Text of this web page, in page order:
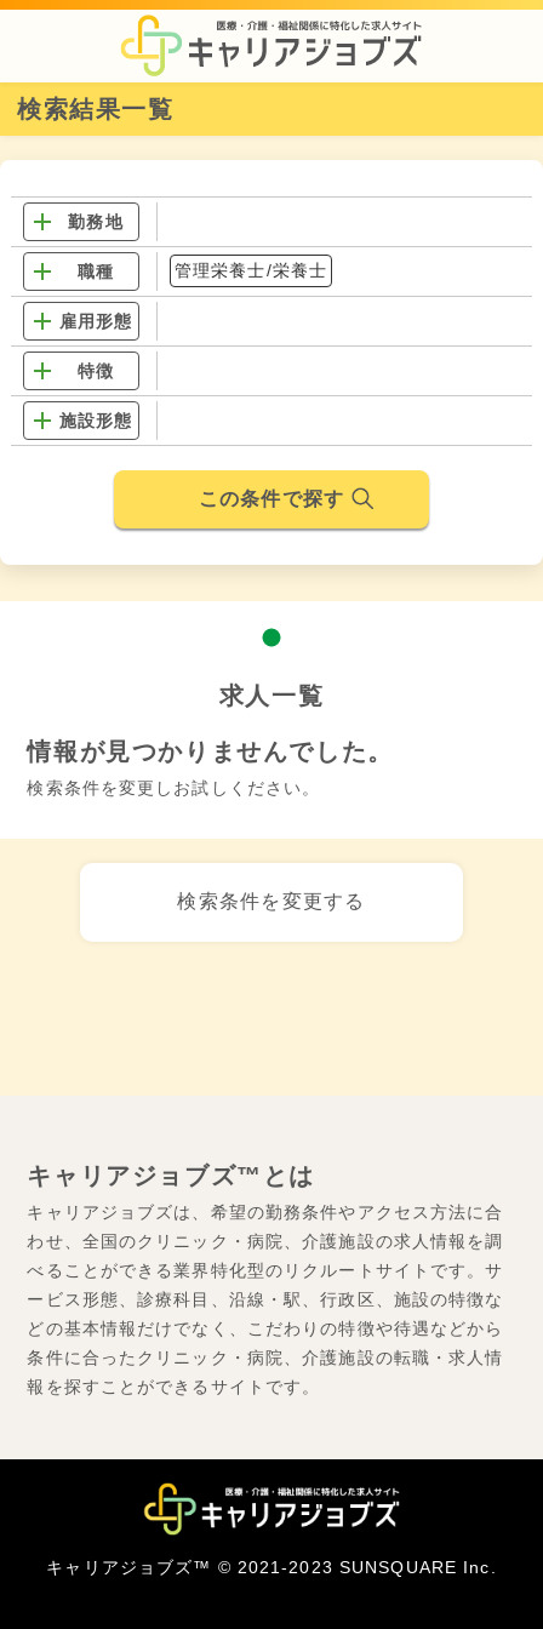
検索結果一覧
勤務地
職種 管理栄養士/栄養士
雇用形態
特徴
施設形態
この条件で探す
求人一覧
情報が見つかりませんでした。
検索条件を変更しお試しください。
検索条件を変更する
キャリアジョブズ™とは
キャリアジョブズは、希望の勤務条件やアクセス方法に合
わせ、全国のクリニック・病院、介護施設の求人情報を調
べることができる業界特化型のリクルートサイトです。サ
ービス形態、診療科目、沿線・駅、行政区、施設の特徴な
どの基本情報だけでなく、こだわりの特徴や待遇などから
条件に合ったクリニック・病院、介護施設の転職・求人情
報を探すことができるサイトです。
キャリアジョブズ™ © 2021-2023 SUNSQUARE Inc.